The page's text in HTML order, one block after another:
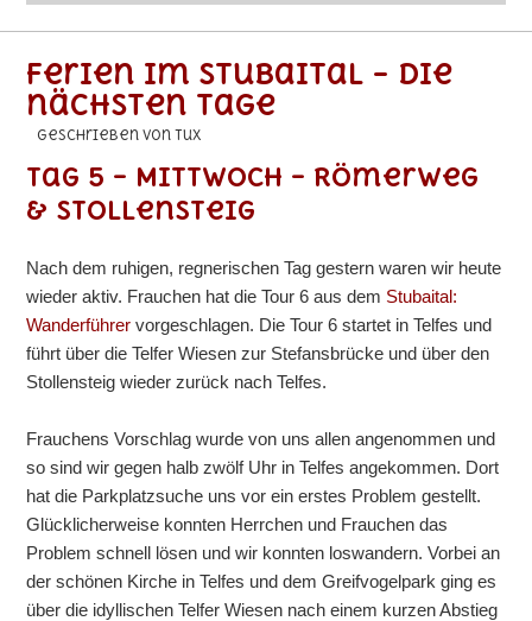
Ferien im Stubaital – die
nächsten Tage
geschrieben von Tux
Tag 5 – Mittwoch – Römerweg
& Stollensteig
Nach dem ruhigen, regnerischen Tag gestern waren wir heute
wieder aktiv. Frauchen hat die Tour 6 aus dem Stubaital:
Wanderführer vorgeschlagen. Die Tour 6 startet in Telfes und
führt über die Telfer Wiesen zur Stefansbrücke und über den
Stollensteig wieder zurück nach Telfes.
Frauchens Vorschlag wurde von uns allen angenommen und
so sind wir gegen halb zwölf Uhr in Telfes angekommen. Dort
hat die Parkplatzsuche uns vor ein erstes Problem gestellt.
Glücklicherweise konnten Herrchen und Frauchen das
Problem schnell lösen und wir konnten loswandern. Vorbei an
der schönen Kirche in Telfes und dem Greifvogelpark ging es
über die idyllischen Telfer Wiesen nach einem kurzen Abstieg